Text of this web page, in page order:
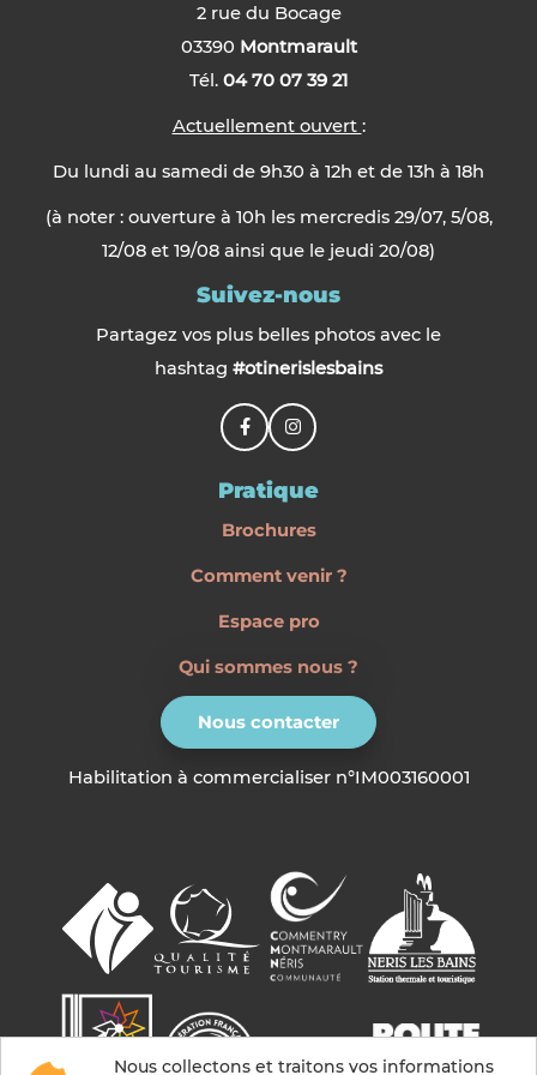
2 rue du Bocage
03390 Montmarault
Tél. 04 70 07 39 21
Actuellement ouvert :
Du lundi au samedi de 9h30 à 12h et de 13h à 18h
(à noter : ouverture à 10h les mercredis 29/07, 5/08,
12/08 et 19/08 ainsi que le jeudi 20/08)
Suivez-nous
Partagez vos plus belles photos avec le
hashtag #otinerislesbains
Pratique
Brochures
Comment venir ?
Espace pro
Qui sommes nous ?
Nous contacter
Habilitation à commercialiser n°IM003160001
Nous collectons et traitons vos informations